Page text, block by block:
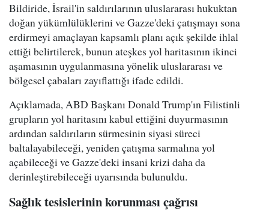
Bildiride, İsrail'in saldırılarının uluslararası hukuktan
doğan yükümlülüklerini ve Gazze'deki çatışmayı sona
erdirmeyi amaçlayan kapsamlı planı açık şekilde ihlal
ettiği belirtilerek, bunun ateşkes yol haritasının ikinci
aşamasının uygulanmasına yönelik uluslararası ve
bölgesel çabaları zayıflattığı ifade edildi.
Açıklamada, ABD Başkanı Donald Trump'ın Filistinli
grupların yol haritasını kabul ettiğini duyurmasının
ardından saldırıların sürmesinin siyasi süreci
baltalayabileceği, yeniden çatışma sarmalına yol
açabileceği ve Gazze'deki insani krizi daha da
derinleştirebileceği uyarısında bulunuldu.
Sağlık tesislerinin korunması çağrısı